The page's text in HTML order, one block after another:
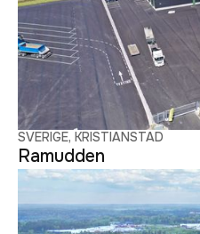
SVERIGE, KRISTIANSTAD
Ramudden